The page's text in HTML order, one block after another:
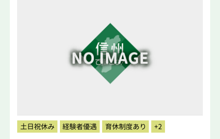
土日祝休み 経験者優遇 育休制度あり +2